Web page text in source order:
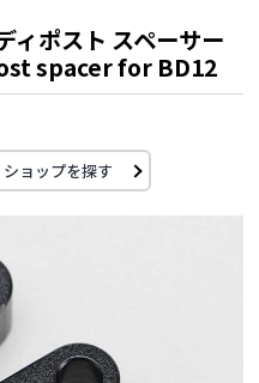
ィポスト スペーサー
spacer for BD12
ショップを探す